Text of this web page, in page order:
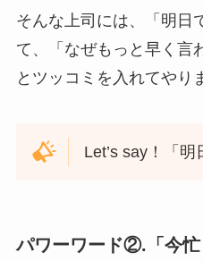
そんな上司には、「明日
て、「なぜもっと早く言
とツッコミを入れてやり
Let’s say！「明
パワーワード②.「今忙